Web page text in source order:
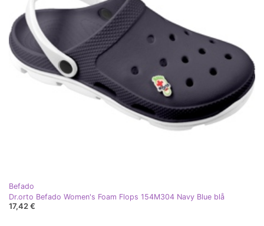
Befado
Dr.orto Befado Women's Foam Flops 154M304 Navy Blue blå
17,42 €